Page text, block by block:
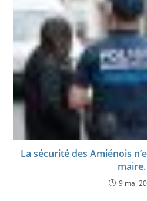
La sécurité des Amiénois
maire.
9 mai